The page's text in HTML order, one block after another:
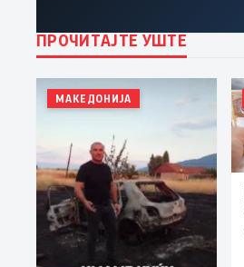
ПРОЧИТАЈТЕ УШТЕ
МАКЕДОНИЈА